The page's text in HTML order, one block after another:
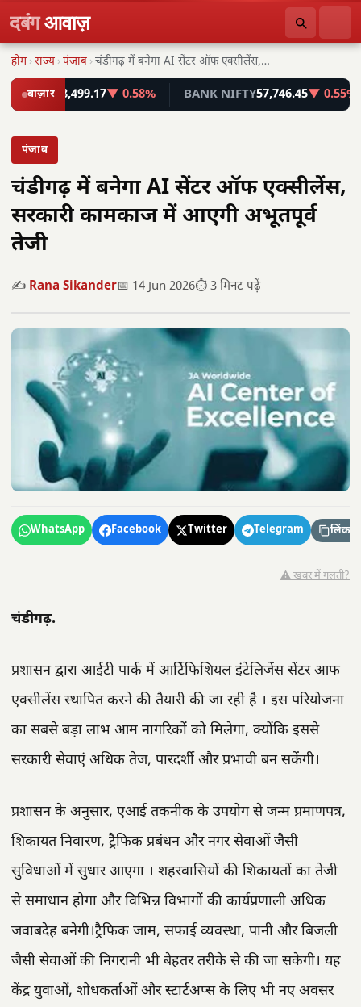
दबंगआवाज़
होम ›राज्य ›पंजाब › चंडीगढ़ में बनेगा AI सेंटर ऑफ एक्सीलेंस, सरकारी…
बाज़ार
78,499.17▼ 0.58% BANK NIFTY57,746.45▼ 0.55%
पंजाब
चंडीगढ़ में बनेगा AI सेंटर ऑफ एक्सीलेंस,
सरकारी कामकाज में आएगी अभूतपूर्व
तेजी
✍️ Rana Sikander📅 14 Jun 2026⏱️ 3 मिनट पढ़ें
WhatsApp Facebook Twitter Telegram लिंक
⚠️ खबर में गलती?
चंडीगढ़.
प्रशासन द्वारा आईटी पार्क में आर्टिफिशियल इंटेलिजेंस सेंटर आफ
एक्सीलेंस स्थापित करने की तैयारी की जा रही है । इस परियोजना
का सबसे बड़ा लाभ आम नागरिकों को मिलेगा, क्योंकि इससे
सरकारी सेवाएं अधिक तेज, पारदर्शी और प्रभावी बन सकेंगी।
प्रशासन के अनुसार, एआई तकनीक के उपयोग से जन्म प्रमाणपत्र,
शिकायत निवारण, ट्रैफिक प्रबंधन और नगर सेवाओं जैसी
सुविधाओं में सुधार आएगा । शहरवासियों की शिकायतों का तेजी
से समाधान होगा और विभिन्न विभागों की कार्यप्रणाली अधिक
जवाबदेह बनेगी।ट्रैफिक जाम, सफाई व्यवस्था, पानी और बिजली
जैसी सेवाओं की निगरानी भी बेहतर तरीके से की जा सकेगी। यह
केंद्र युवाओं, शोधकर्ताओं और स्टार्टअप्स के लिए भी नए अवसर